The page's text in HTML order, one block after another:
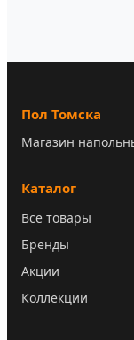
Пол Томска
Магазин
Каталог
Все товары
Бренды
Акции
Коллекции